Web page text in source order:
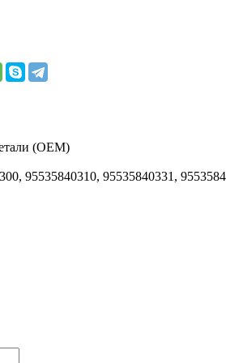
(OEM)
95535840310, 95535840331,